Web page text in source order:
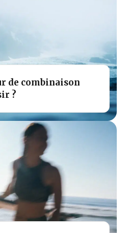
de combinaison
?